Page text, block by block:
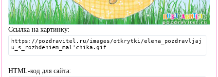
Ссылка на картинку:
HTML-код для сайта: